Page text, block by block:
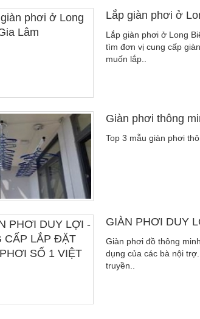
Lắp giàn phơi ở
Lắp giàn phơi ở Long
tìm đơn vị cung cấp
muốn lắp..
Giàn phơi thông
Top 3 mẫu giàn phơi
GIÀN PHƠI DUY
Giàn phơi đồ thông
dụng của các bà nội
truyền..